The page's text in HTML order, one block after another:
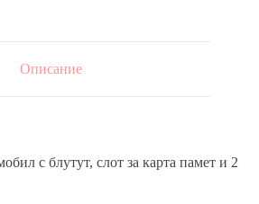
Описание
с блутут, слот за карта памет и 2